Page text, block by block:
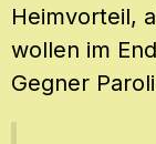
Heimvorteil,
wollen im
Gegner